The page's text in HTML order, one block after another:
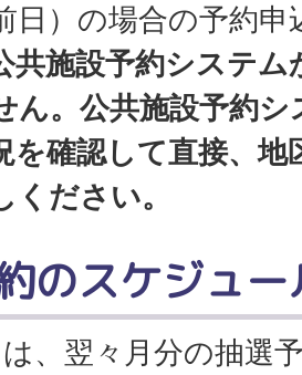
日）の場合の予約申
共施設予約システ
ん。公共施設予約
を確認して直接、地
ください。
のスケジュ
、翌々月分の抽選